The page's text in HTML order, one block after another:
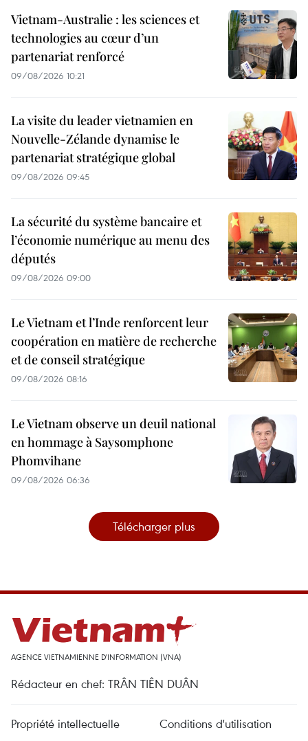
Vietnam-Australie : les sciences et
technologies au cœur d’un
partenariat renforcé
09/08/2026 10:21
La visite du leader vietnamien en
Nouvelle-Zélande dynamise le
partenariat stratégique global
09/08/2026 09:45
La sécurité du système bancaire et
l’économie numérique au menu des
députés
09/08/2026 09:00
Le Vietnam et l’Inde renforcent leur
coopération en matière de recherche
et de conseil stratégique
09/08/2026 08:16
Le Vietnam observe un deuil national
en hommage à Saysomphone
Phomvihane
09/08/2026 06:36
Télécharger plus
AGENCE VIETNAMIENNE D'INFORMATION (VNA)
Rédacteur en chef: TRÂN TIÊN DUÂN
Propriété intellectuelle
Conditions d'utilisation